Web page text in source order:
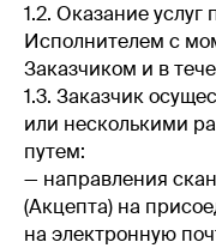
1.2. Оказание услуг
Исполнителем с
Заказчиком и в
1.3. Заказчик
или несколькими
путем:
— направления
(Акцепта) на
на электронную